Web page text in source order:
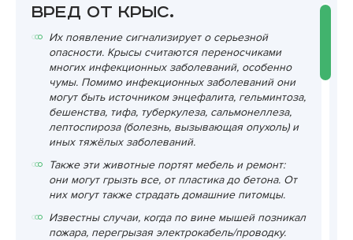
Вред от крыс.
Их появление сигнализирует о серьезной
опасности. Крысы считаются переносчиками
многих инфекционных заболеваний, особенно
чумы. Помимо инфекционных заболеваний они
могут быть источником энцефалита, гельминтоза,
бешенства, тифа, туберкулеза, сальмонеллеза,
лептоспироза (болезнь, вызывающая опухоль) и
иных тяжёлых заболеваний.
Также эти животные портят мебель и ремонт:
они могут грызть все, от пластика до бетона. От
них могут также страдать домашние питомцы.
Известны случаи, когда по вине мышей позникал
пожара, перегрызая электрокабель/проводку.